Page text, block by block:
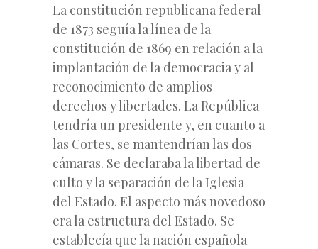
La constitución republicana federal
de 1873 seguía la línea de la
constitución de 1869 en relación a la
implantación de la democracia y al
reconocimiento de amplios
derechos y libertades. La República
tendría un presidente y, en cuanto a
las Cortes, se mantendrían las dos
cámaras. Se declaraba la libertad de
culto y la separación de la Iglesia
del Estado. El aspecto más novedoso
era la estructura del Estado. Se
establecía que la nación española